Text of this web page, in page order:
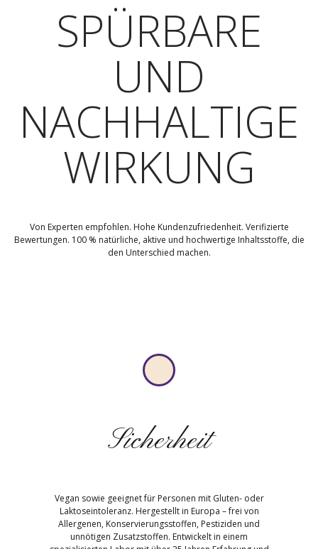
SPÜRBARE
UND
NACHHALTIGE
WIRKUNG
Von Experten empfohlen. Hohe Kundenzufriedenheit. Verifizierte
Bewertungen. 100 % natürliche, aktive und hochwertige Inhaltsstoffe, die
den Unterschied machen.
Sicherheit
Vegan sowie geeignet für Personen mit Gluten- oder
Laktoseintoleranz. Hergestellt in Europa – frei von
Allergenen, Konservierungsstoffen, Pestiziden und
unnötigen Zusatzstoffen. Entwickelt in einem